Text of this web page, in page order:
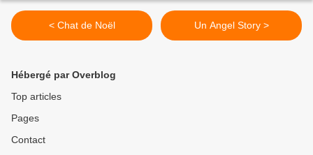
< Chat de Noël Un Angel Story >
Hébergé par Overblog
Top articles
Pages
Contact